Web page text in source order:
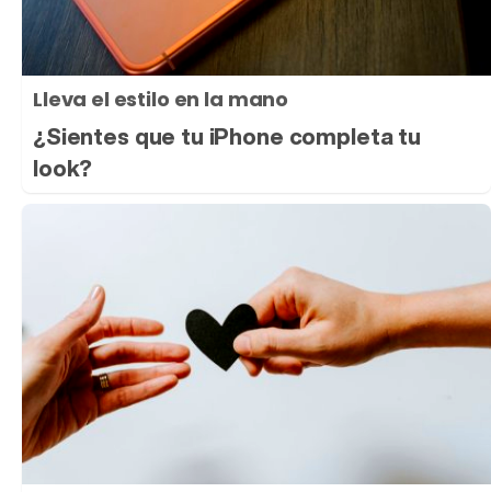
Lleva el estilo en la mano
¿Sientes que tu iPhone completa tu
look?